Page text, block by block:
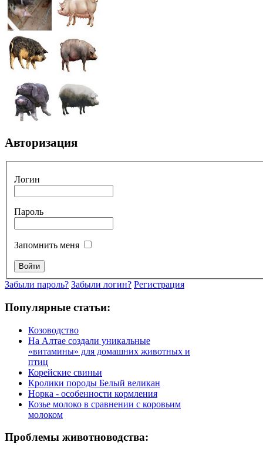
Авторизация
Логин
Пароль
Запомнить меня
Забыли пароль? Забыли логин? Регистрация
Популярные статьи:
Козоводство
На Алтае создали уникальные
«витамины» для домашних животных и
птиц
Корейские свиньи
Кролики породы Белый великан
Норка - особенности кормления
Козье молоко в сравнении с коровьим
молоком
Проблемы животноводства: